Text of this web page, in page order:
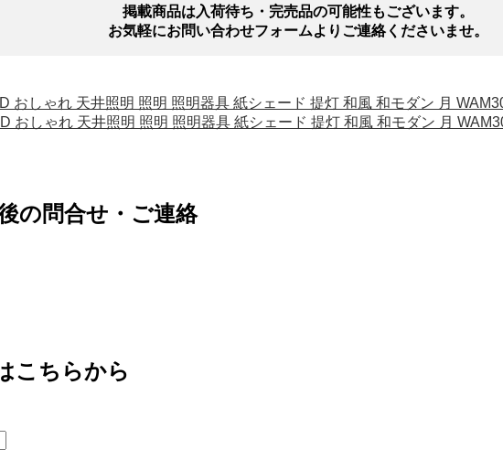
掲載商品は入荷待ち・完売品の可能性もございます。
お気軽にお問い合わせフォームよりご連絡くださいませ。
おしゃれ 天井照明 照明 照明器具 紙シェード 提灯 和風 和モダン 月
おしゃれ 天井照明 照明 照明器具 紙シェード 提灯 和風 和モダン 月
の問合せ・ご連絡
こちらから